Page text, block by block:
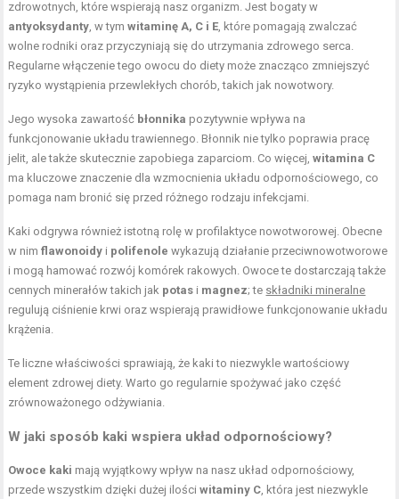
zdrowotnych, które wspierają nasz organizm. Jest bogaty w
antyoksydanty, w tymwitaminę A, C i E, które pomagają zwalczać
wolne rodniki oraz przyczyniają się do utrzymania zdrowego serca.
Regularne włączenie tego owocu do diety może znacząco zmniejszyć
ryzyko wystąpienia przewlekłych chorób, takich jak nowotwory.
Jego wysoka zawartość błonnika pozytywnie wpływa na
funkcjonowanie układu trawiennego. Błonnik nie tylko poprawia pracę
jelit, ale także skutecznie zapobiega zaparciom. Co więcej,witamina C
ma kluczowe znaczenie dla wzmocnienia układu odpornościowego, co
pomaga nam bronić się przed różnego rodzaju infekcjami.
Kaki odgrywa również istotną rolę w profilaktyce nowotworowej. Obecne
w nimflawonoidy i polifenole wykazują działanie przeciwnowotworowe
i mogą hamować rozwój komórek rakowych. Owoce te dostarczają także
cennych minerałów takich jak potas i magnez; te składniki mineralne
regulują ciśnienie krwi oraz wspierają prawidłowe funkcjonowanie układu
krążenia.
Te liczne właściwości sprawiają, że kaki to niezwykle wartościowy
element zdrowej diety. Warto go regularnie spożywać jako część
zrównoważonego odżywiania.
W jaki sposób kaki wspiera układ odpornościowy?
Owoce kaki mają wyjątkowy wpływ na nasz układ odpornościowy,
przede wszystkim dzięki dużej ilościwitaminy C, która jest niezwykle